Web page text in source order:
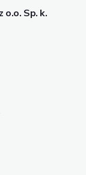
o.o. Sp. k.